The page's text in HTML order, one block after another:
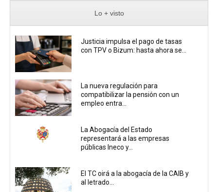
Lo + visto
Justicia impulsa el pago de tasas
con TPV o Bizum: hasta ahora se...
La nueva regulación para
compatibilizar la pensión con un
empleo entra...
La Abogacía del Estado
representará a las empresas
públicas Ineco y...
El TC oirá a la abogacía de la CAIB y
al letrado...